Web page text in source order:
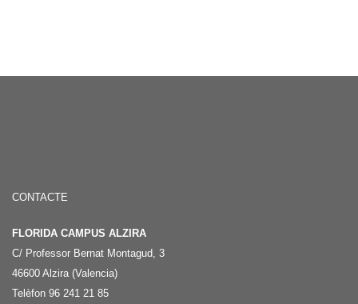
CONTACTE
FLORIDA CAMPUS ALZIRA
C/ Professor Bernat Montagud, 3
46600 Alzira (Valencia)
Telèfon 96 241 21 85